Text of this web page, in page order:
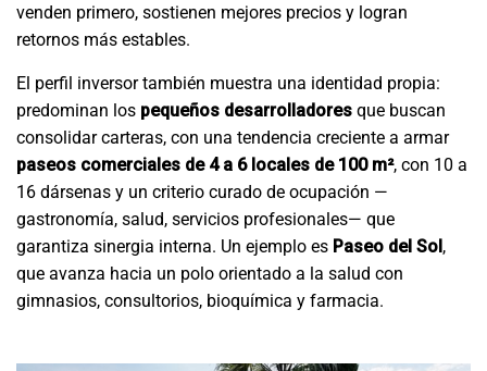
venden primero, sostienen mejores precios y logran
retornos más estables.
El perfil inversor también muestra una identidad propia:
predominan los pequeños desarrolladores que buscan
consolidar carteras, con una tendencia creciente a armar
paseos comerciales de 4 a 6 locales de 100 m², con 10 a
16 dársenas y un criterio curado de ocupación —
gastronomía, salud, servicios profesionales— que
garantiza sinergia interna. Un ejemplo es Paseo del Sol,
que avanza hacia un polo orientado a la salud con
gimnasios, consultorios, bioquímica y farmacia.